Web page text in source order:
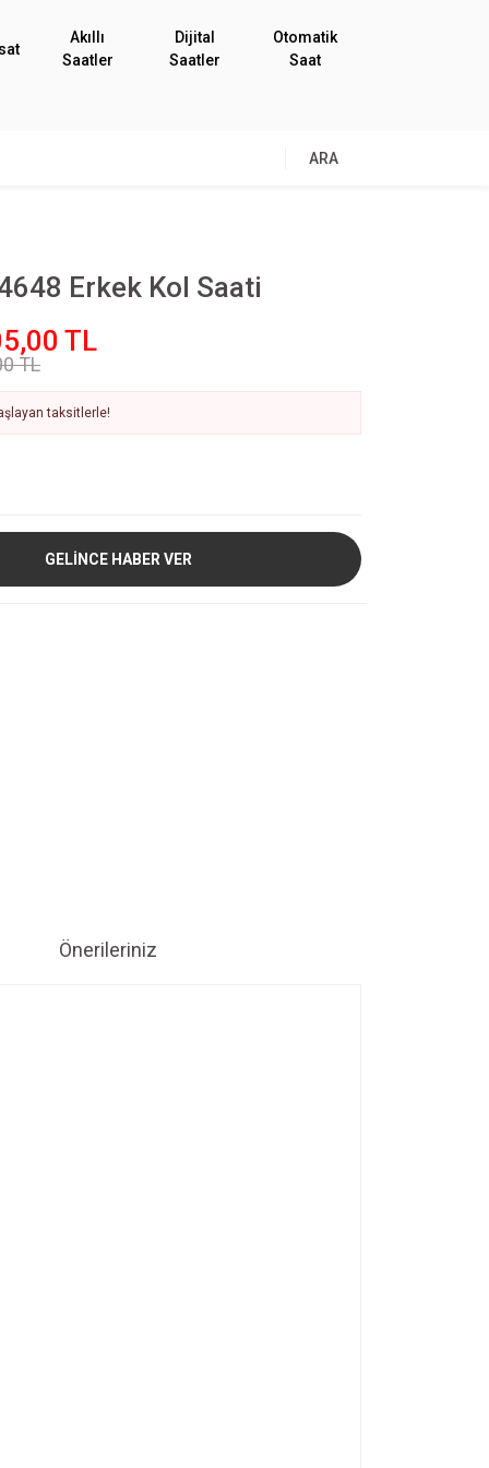
Akıllı
Saatler
Dijital
Saatler
Otomatik
Saat
ARA
Erkek Kol Saati
TL
TL
taksitlerle!
GELİNCE HABER VER
Önerileriniz